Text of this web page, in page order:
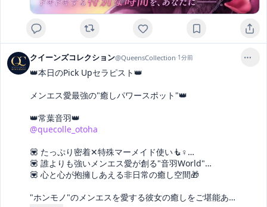
クイーンズコレクション@QueensCollection·1分前
👑本日のPick Upセラピスト👑
メンエス愛最強の"癒しパワースポット"👑
@quecolle_otoha
💟 たっぷり密着✕特殊マーメイド使い🧜♀️…
💟 誰よりも強いメンエス愛が創る"音羽World"…
💟 心と心が抱擁しあえる非日常の癒し空間🎁
"ホンモノ"のメンエスを愛する彼女の癒しをご堪能あ…